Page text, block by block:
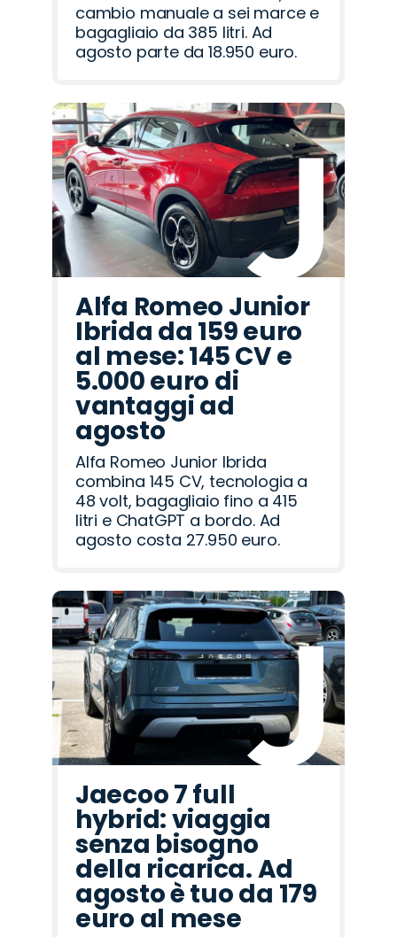
cambio manuale a sei marce e
bagagliaio da 385 litri. Ad
agosto parte da 18.950 euro.
Alfa Romeo Junior
Ibrida da 159 euro
al mese: 145 CV e
5.000 euro di
vantaggi ad
agosto
Alfa Romeo Junior Ibrida
combina 145 CV, tecnologia a
48 volt, bagagliaio fino a 415
litri e ChatGPT a bordo. Ad
agosto costa 27.950 euro.
Jaecoo 7 full
hybrid: viaggia
senza bisogno
della ricarica. Ad
agosto è tuo da 179
euro al mese